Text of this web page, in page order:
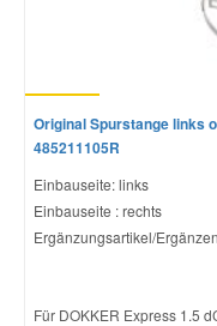
Original Spurstange links
485211105R
Einbauseite: links
Einbauseite : rechts
Ergänzungsartikel/
Für DOKKER Express 1.5
Mitsubishi
Porsche Ersatzteile
Seat Ersatzteile